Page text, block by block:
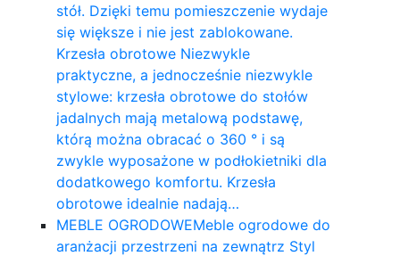
stół. Dzięki temu pomieszczenie wydaje
się większe i nie jest zablokowane.
Krzesła obrotowe Niezwykle
praktyczne, a jednocześnie niezwykle
stylowe: krzesła obrotowe do stołów
jadalnych mają metalową podstawę,
którą można obracać o 360 ° i są
zwykle wyposażone w podłokietniki dla
dodatkowego komfortu. Krzesła
obrotowe idealnie nadają…
MEBLE OGRODOWEMeble ogrodowe do
aranżacji przestrzeni na zewnątrz Styl